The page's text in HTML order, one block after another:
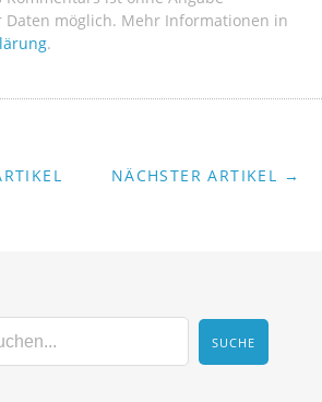
Daten möglich. Mehr Informationen in
.
NÄCHSTER ARTIKEL →